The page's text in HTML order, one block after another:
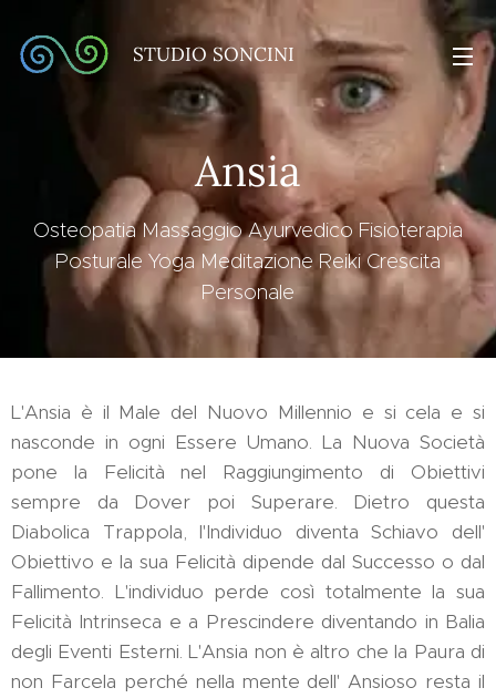
STUDIO SONCINI
Ansia
Osteopatia Massaggio Ayurvedico Fisioterapia
Posturale Yoga Meditazione Reiki Crescita
Personale
L'Ansia è il Male del Nuovo Millennio e si cela e si
nasconde in ogni Essere Umano. La Nuova Società
pone la Felicità nel Raggiungimento di Obiettivi
sempre da Dover poi Superare. Dietro questa
Diabolica Trappola, l'Individuo diventa Schiavo dell'
Obiettivo e la sua Felicità dipende dal Successo o dal
Fallimento. L'individuo perde così totalmente la sua
Felicità Intrinseca e a Prescindere diventando in Balia
degli Eventi Esterni. L'Ansia non è altro che la Paura di
non Farcela perché nella mente dell' Ansioso resta il